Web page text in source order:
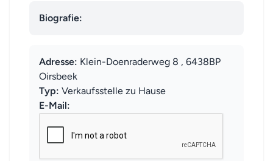
Biografie:
Adresse: Klein-Doenraderweg 8 , 6438BP
Oirsbeek
Typ: Verkaufsstelle zu Hause
E-Mail: